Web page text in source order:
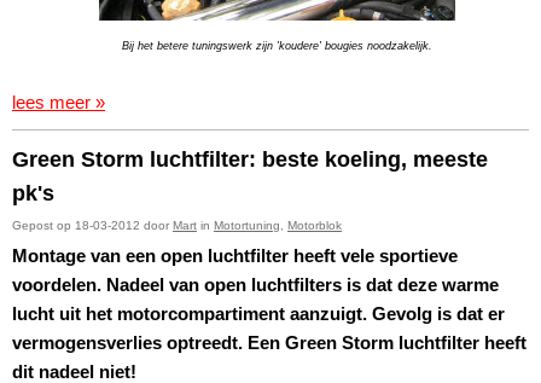
Bij het betere tuningswerk zijn 'koudere' bougies noodzakelijk.
lees meer »
Green Storm luchtfilter: beste koeling, meeste
pk's
Gepost op 18-03-2012 door Mart in Motortuning Motorblok
Montage van een open luchtfilter heeft vele sportieve
voordelen. Nadeel van open luchtfilters is dat deze warme
lucht uit het motorcompartiment aanzuigt. Gevolg is dat er
vermogensverlies optreedt. Een Green Storm luchtfilter heeft
dit nadeel niet!